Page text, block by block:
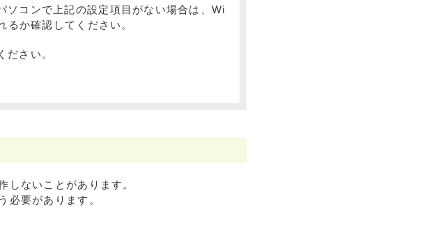
ソコンで上記の設定項目がない場合は、Wi
か確認してください。
さい。
しないことがあります。
必要があります。